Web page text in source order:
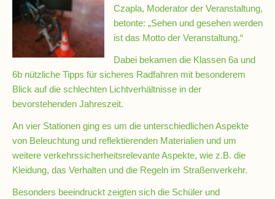
Hausmeister
Übermittagsbetreuung
Schülervertretung
(SV)
Czapla, Moderator der Veranstaltung,
betonte: „Sehen und gesehen werden
ist das Motto der Veranstaltung.“
Dabei bekamen die Klassen 6a und
6b nützliche Tipps für sicheres Radfahren mit besonderem
Blick auf die schlechten Lichtverhältnisse in der
bevorstehenden Jahreszeit.
An vier Stationen ging es um die unterschiedlichen Aspekte
von Beleuchtung und reflektierenden Materialien und um
weitere verkehrssicherheitsrelevante Aspekte, wie z.B. die
Kleidung, das Verhalten und die Regeln im Straßenverkehr.
Besonders beeindruckt zeigten sich die Schüler und